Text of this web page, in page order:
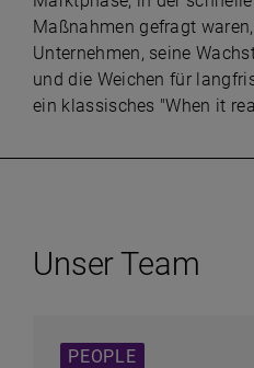
Maßnahmen gefragt
Unternehmen, seine
und die Weichen für
ein klassisches "When it
Unser Team
PEOPLE